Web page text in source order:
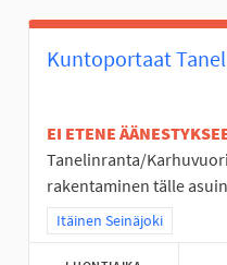
Kuntoportaat
EI ETENE
Tanelinranta/
rakentaminen tälle
Rajaa tulokset teeman
Itäinen Seinäjoki